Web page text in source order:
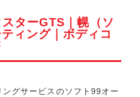
ターGTS｜幌（ソ
ィング｜ボディコ
グサービスのソフト99オー